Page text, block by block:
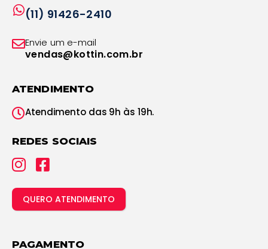
(11) 91426-2410
Envie um e-mail
vendas@kottin.com.br
ATENDIMENTO
Atendimento das 9h às 19h.
REDES SOCIAIS
QUERO ATENDIMENTO
PAGAMENTO